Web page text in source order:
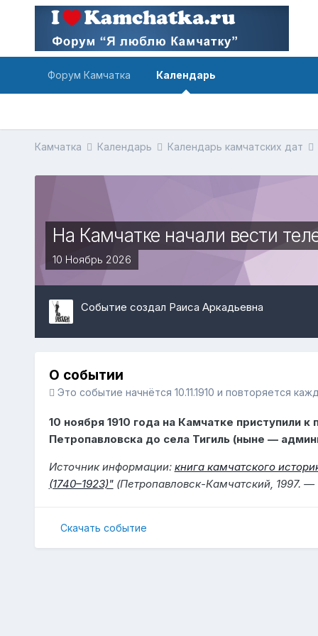
Форум Камчатка Календарь
Камчатка Календарь Календарь камчатских дат
На Камчатке начали вести
10 Ноябрь 2026
Событие создал Раиса Аркадьевна
О событии
Это событие начнётся 10.11.1910 и повторяется
10 ноября 1910 года на Камчатке приступили
Петропавловска до села Тигиль (ныне —
Источник информации: книга камчатского
(1740–1923)"(Петропавловск-Камчатский, 1997. —
Скачать событие